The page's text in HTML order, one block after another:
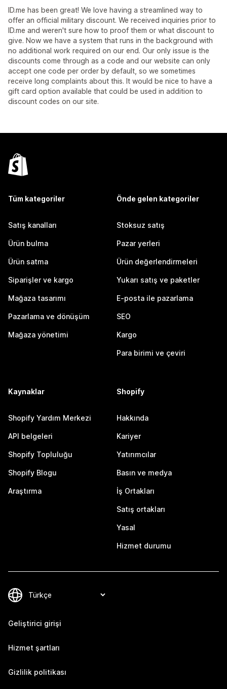
ID.me has been great! We love having a streamlined way to
offer an official military discount. We received inquiries prior to
ID.me and weren't sure how to proof them or what discount to
give. Now we have a system that runs in the background with
no additional work required on our end. Our only issue is the
discounts come through as a code and our website can only
accept one code per order by default, so we sometimes
receive long complaints about this. It would be nice to have a
gift card option available that could be used in addition to
discount codes on our site.
Tüm kategoriler
Satış kanalları
Ürün bulma
Ürün satma
Siparişler ve kargo
Mağaza tasarımı
Pazarlama ve dönüşüm
Mağaza yönetimi
Önde gelen kategoriler
Stoksuz satış
Pazar yerleri
Ürün değerlendirmeleri
Yukarı satış ve paketler
E-posta ile pazarlama
SEO
Kargo
Para birimi ve çeviri
Kaynaklar
Shopify Yardım Merkezi
API belgeleri
Shopify Topluluğu
Shopify Blogu
Araştırma
Shopify
Hakkında
Kariyer
Yatırımcılar
Basın ve medya
İş Ortakları
Satış ortakları
Yasal
Hizmet durumu
Geliştirici girişi
Hizmet şartları
Gizlilik politikası